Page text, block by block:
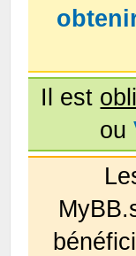
Il est
ou